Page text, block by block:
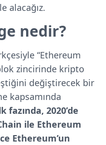
alacağız.
nedir?
“Ethereum
zincirinde kripto
değiştirecek bir
kapsamında
2020’de
ile Ethereum
Ethereum’un